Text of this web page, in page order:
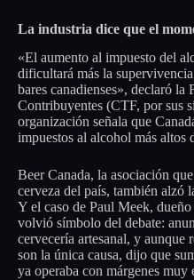
La industria dice que el
«El aumento al impuesto del
dificultará más la
bares canadienses», declaró la
Contribuyentes (CTF, por sus
organización señala que
impuestos al alcohol más altos
Beer Canada, la asociación
cerveza del país, también
Y el caso de Paul Meek,
volvió símbolo del debate:
cervecería artesanal, y aunque
son la única causa, dijo que
ya operaba con márgenes muy